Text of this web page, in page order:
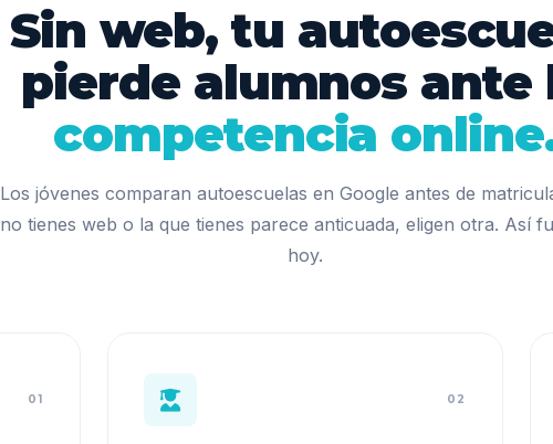
Sin web, tu
pierde alumnos ante
competencia
Los jóvenes comparan autoescuelas en Google antes de
no tienes web o la que tienes parece anticuada, eligen otra. Así
hoy.
01 02